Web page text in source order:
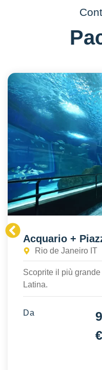
Acquario +
Rio de Janeiro IT
Scoprite il più
Latina.
Da
€